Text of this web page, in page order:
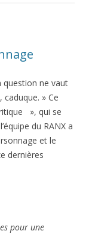
question ne vaut
» Ce
», qui se
du RANX a
et le
dernières
pour une